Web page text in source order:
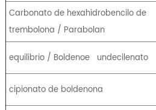
Carbonato de hexahidrobencilo de
trembolona / Parabolan
equilibrio / Boldenoe undecilenato
cipionato de boldenona